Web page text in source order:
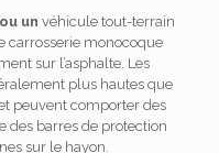
un véhicule tout-terrain
carrosserie monocoque
sur l’asphalte. Les
plus hautes que
peuvent comporter des
des barres de protection
sur le hayon.